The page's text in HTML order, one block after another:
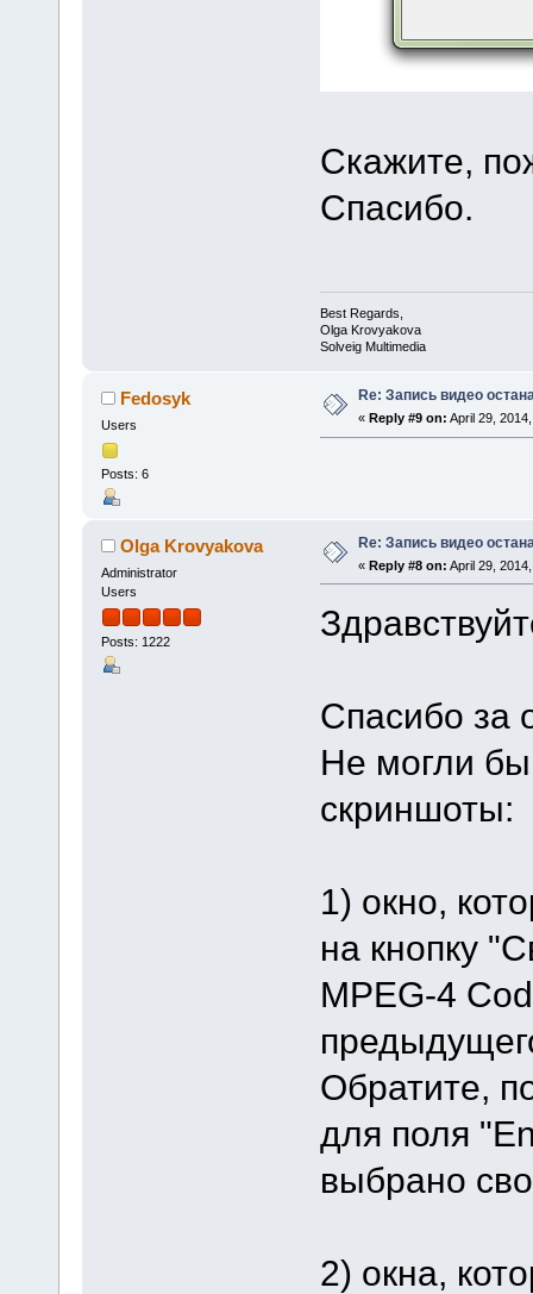
Скажите,
Спасибо.
Best Regards,
Olga Krovyakova
Solveig Multimedia
Fedosyk
Users
Posts: 6
Re: Запись видео
« Reply #9 on: April 29,
Olga Krovyakova
Administrator
Users
Posts: 1222
Re: Запись видео
« Reply #8 on: April 29,
Спасибо за
Не могли
скриншоты:
1) окно,
на кнопку
MPEG-4
Обратите,
для поля
выбрано
2) окна,